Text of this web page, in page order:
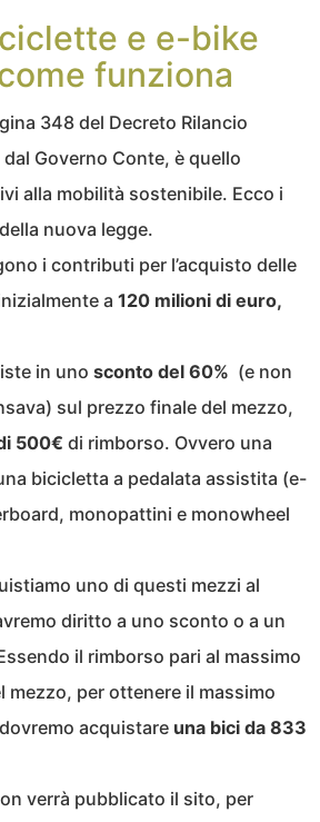
e e-bike
funziona
348 del Decreto Rilancio
Governo Conte, è quello
alla mobilità sostenibile. Ecco i
nuova legge.
i contributi per l’acquisto delle
a 120 milioni di euro,
in uno sconto del 60% (e non
sul prezzo finale del mezzo,
500€ di rimborso. Ovvero una
bicicletta a pedalata assistita (e-
monopattini e monowheel
uno di questi mezzi al
diritto a uno sconto o a un
il rimborso pari al massimo
mezzo, per ottenere il massimo
acquistare una bici da 833
verrà pubblicato il sito, per